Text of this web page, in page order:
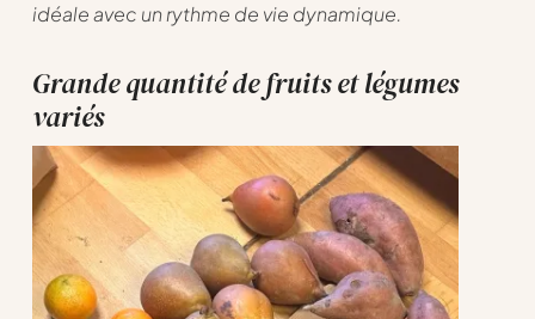
idéale avec un rythme de vie dynamique.
Grande quantité de fruits et légumes
variés